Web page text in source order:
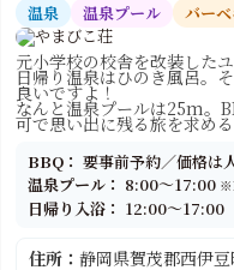
温泉 温泉プール バー
元小学校の校舎を改装した
日帰り温泉はひのき風呂。
良いですよ！
なんと温泉プールは25m。
可で思い出に残る旅を求め
BBQ： 要事前予約／価格は
温泉プール： 8:00～17:00
日帰り入浴： 12:00～
住所： 静岡県賀茂郡西伊